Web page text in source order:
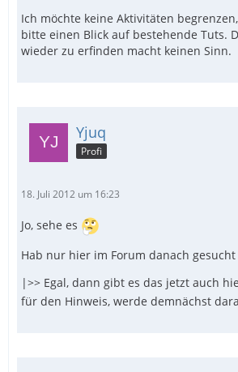
Ich möchte keine Aktivitäten
bitte einen Blick auf bestehende Tuts.
wieder zu erfinden macht keinen Sinn.
Yjuq
Profi
18. Juli 2012 um 16:23
Jo, sehe es
Hab nur hier im Forum danach gesucht
|>> Egal, dann gibt es das jetzt auch
für den Hinweis, werde demnächst